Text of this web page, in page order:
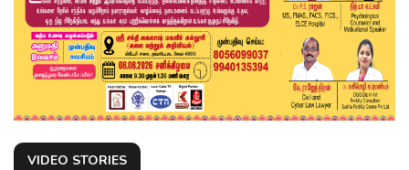
VIDEO STORIES